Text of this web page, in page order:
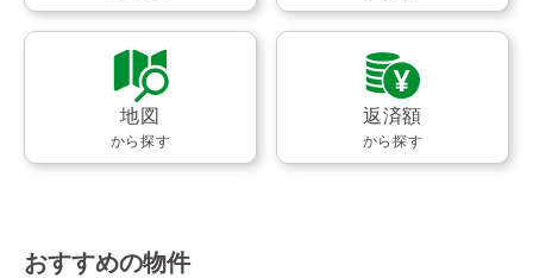
地図
から探す
返済額
から探す
おすすめの物件